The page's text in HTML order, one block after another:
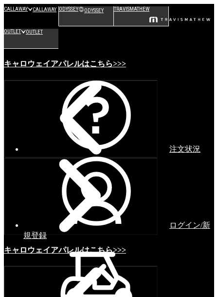
CALLAWAY CALLAWAY ODYSSEY ODYSSEY TRAVISMATHEW
OUTLET OUTLET
キャロウェイアパレルはこちら>>>
キャロウェイアパレルはこちら>>>
注文状況
ログイン/新
規登録